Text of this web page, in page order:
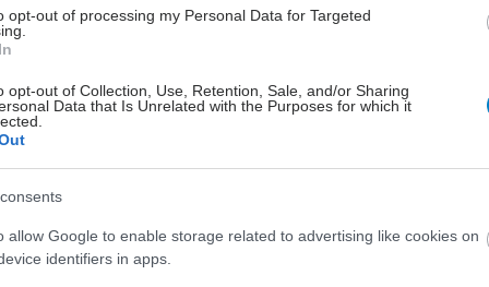
opt-out of processing my Personal Data for Targeted
opt-out of Collection, Use, Retention, Sale, and/or Sharing
Data that Is Unrelated with the Purposes for which it
allow Google to enable storage related to advertising like cookies on
identifiers in apps.
υπάρξουν ειδικές συνεδρίες για τις σύγχρονες
μεθόδους υλοποίησης κλινικών δοκιμών, καθώς
συζητήσεις για τη χρήση των real world data
ή συμπληρωματικά των κλινικών δοκιμών στην
Data. Στις συνεδρίες θα συμμετάσχουν,
όπως στατιστικοί, μαθηματικοί, μεθοδολόγοι και
και διδακτορικοί φοιτητές, εκπρόσωποι
των ΗΠΑ (US Food and Drug Administration – FDA)